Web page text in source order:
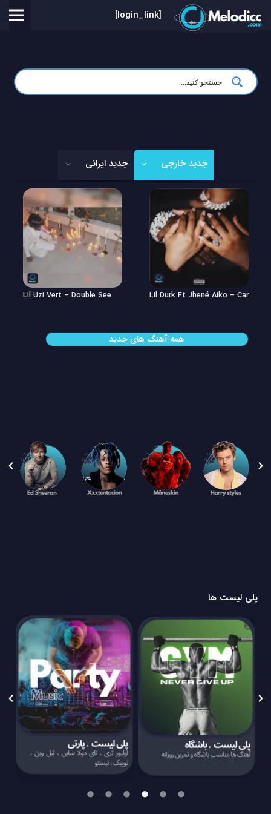
[login_link]
جدید خارجی جدید ایرانی
Lil Durk Ft Jhené Aiko – Can’t
Lil Uzi Vert – Double See
همه آهنگ های جدید
پلی لیست ها